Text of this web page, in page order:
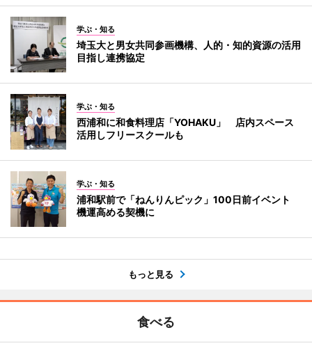
学ぶ・知る
埼玉大と男女共同参画機構、人的・知的資源の活用
目指し連携協定
学ぶ・知る
西浦和に和食料理店「YOHAKU」 店内スペース
活用しフリースクールも
学ぶ・知る
浦和駅前で「ねんりんピック」100日前イベント
機運高める契機に
もっと見る
食べる